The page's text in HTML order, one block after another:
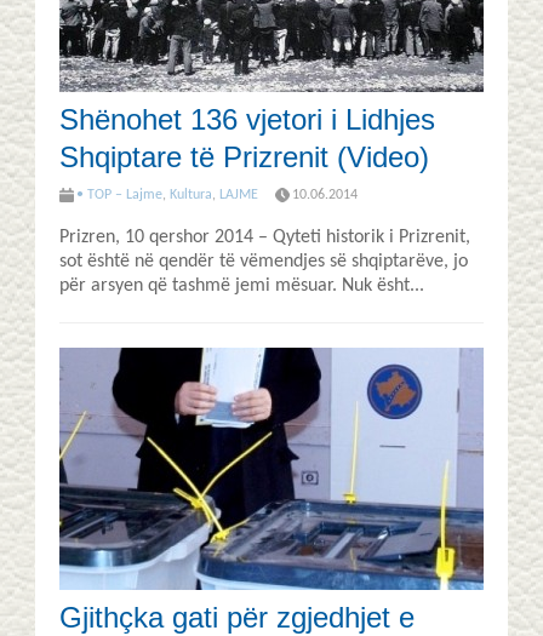
Shënohet 136 vjetori i Lidhjes
Shqiptare të Prizrenit (Video)
• TOP – Lajme, Kultura, LAJME 10.06.2014
Prizren, 10 qershor 2014 – Qyteti historik i Prizrenit,
sot është në qendër të vëmendjes së shqiptarëve, jo
për arsyen që tashmë jemi mësuar. Nuk ësht...
Gjithçka gati për zgjedhjet e